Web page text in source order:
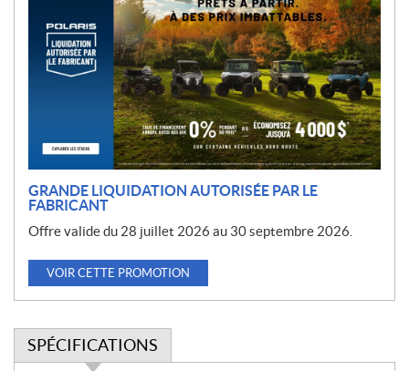
GRANDE LIQUIDATION AUTORISÉE PAR LE
FABRICANT
Offre valide du 28 juillet 2026 au 30 septembre 2026.
VOIR CETTE PROMOTION
SPÉCIFICATIONS